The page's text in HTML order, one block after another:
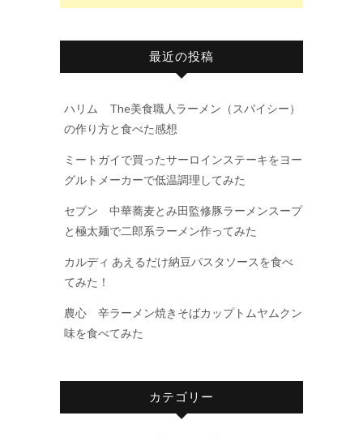
最近の投稿
ハリム The美食職人ラーメン（スパイシー）
の作り方と食べた感想
ミートガイで買ったサーロインステーキをヨー
グルトメーカーで低温調理してみた
セブン 中華蕎麦とみ田監修豚ラーメンスープ
と極太麺で二郎系ラーメン作ってみた
カルディ あえるだけ納豆パスタソースを食べ
てみた！
農心 辛ラーメン焼きそばカップトムヤムクン
味を食べてみた
カテゴリー